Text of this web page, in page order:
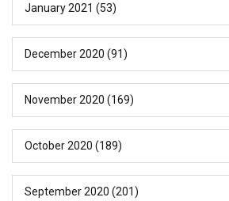
January 2021 (53)
December 2020 (91)
November 2020 (169)
October 2020 (189)
September 2020 (201)